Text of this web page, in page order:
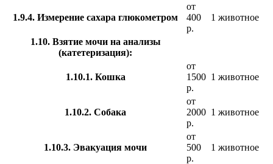
1.9.4. Измерение сахара глюкометром
от
400
р.
1 животное
1.10. Взятие мочи на анализы
(катетеризация):
1.10.1. Кошка
от
1500
р.
1 животное
1.10.2. Собака
от
2000
р.
1 животное
1.10.3. Эвакуация мочи
от
500
р.
1 животное